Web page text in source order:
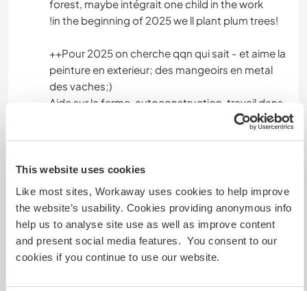
This website uses cookies
Like most sites, Workaway uses cookies to help improve
the website’s usability. Cookies providing anonymous info
help us to analyse site use as well as improve content
and present social media features. You consent to our
cookies if you continue to use our website.
forest, maybe intégrait one child in the work
!in the beginning of 2025 we ll plant plum trees!
++Pour 2025 on cherche qqn qui sait - et aime la
peinture en exterieur; des mangeoirs en metal
des vaches;)
Aide sur la ferme, autoconstruction, travail dans
le jardin, et dans la foret,et qui voudrait integrer
!Au printemps in plante un verger !
Langues
Langues parlées
Allemand: Courant